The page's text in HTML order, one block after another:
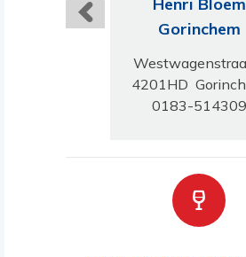
Henri Bloem
Gorinchem
4201HD
0183-514309